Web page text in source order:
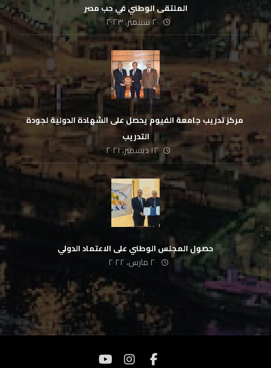
الملتقى الوطني في حب مصر
٢٠ سبتمبر، ٢٠٢٣
‏ مركز تدريب جامعة الفيوم يحصل على الشهادة الدولية لجودة
التدريب
١٢ ديسمبر، ٢٠٢١
حصول المجلس الوطني على الاعتماد الدولي
٢٠ مارس، ٢٠٢٢